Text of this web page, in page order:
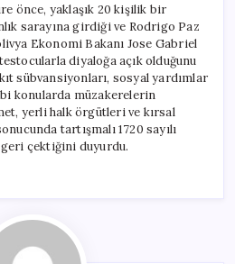
önce, yaklaşık 20 kişilik bir
sarayına girdiği ve Rodrigo Paz
Ekonomi Bakanı Jose Gabriel
diyaloğa açık olduğunu
sübvansiyonları, sosyal yardımlar
konularda müzakerelerin
yerli halk örgütleri ve kırsal
tartışmalı 1720 sayılı
geri çektiğini duyurdu.